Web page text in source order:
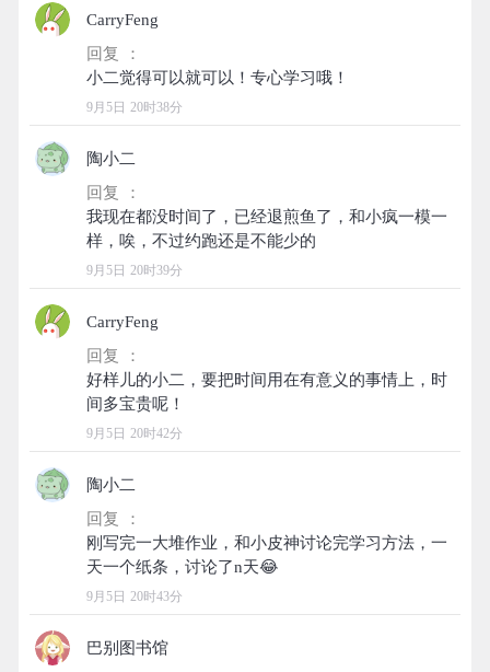
CarryFeng
回复 ：
9月5日 20时38分
陶小二
回复 ：
我现在都没时间了，已经退煎鱼了，和小疯一模一
9月5日 20时39分
CarryFeng
回复 ：
好样儿的小二，要把时间用在有意义的事情上，时
9月5日 20时42分
陶小二
回复 ：
刚写完一大堆作业，和小皮神讨论完学习方法，一
9月5日 20时43分
巴别图书馆